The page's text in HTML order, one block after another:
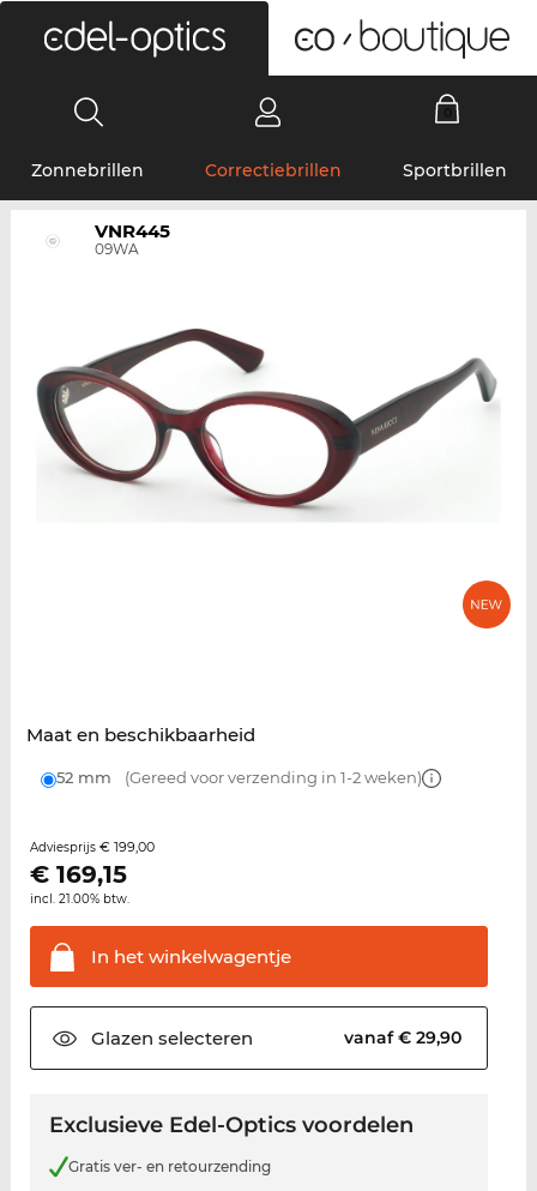
Zonnebrillen Correctiebrillen Sportbrillen
VNR445
09WA
Maat en beschikbaarheid
52 mm (Gereed voor verzending in 1-2 weken)
Adviesprijs € 199,00
€ 169,15
incl. 21.00% btw.
In hetwinkelwagentje
Glazen selecteren vanaf € 29,90
Exclusieve Edel-Optics voordelen
Gratis ver- en retourzending